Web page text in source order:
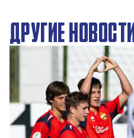
ДРУГИЕ НОВОСТИ